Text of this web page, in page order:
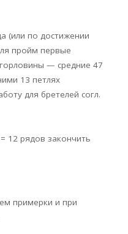
(или по достижении
пройм первые
— средние 47
13 петлях
для бретелей согл.
12 рядов закончить
примерки и при